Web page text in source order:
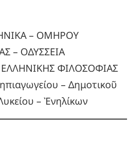
– ΟΜΗΡΟΥ
– ΟΔΥΣΣΕΙΑ
ΦΙΛΟΣΟΦΙΑΣ
– Δημοτικοῦ
– Ἐνηλίκων